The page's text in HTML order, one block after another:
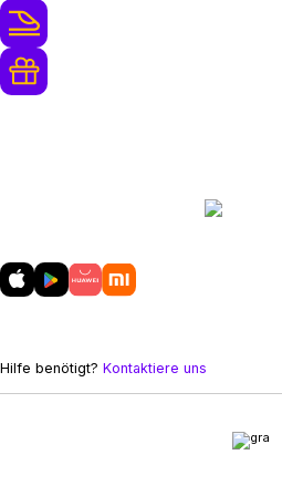
Hilfe benötigt? Kontaktiere uns